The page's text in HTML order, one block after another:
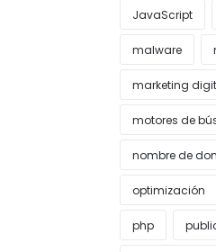
JavaScript
malware
marketing
motores de
nombre de
optimización
php